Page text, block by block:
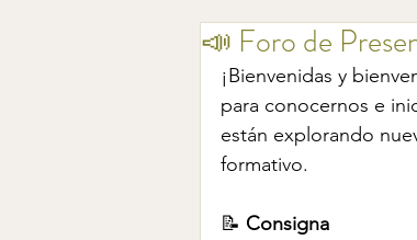
📣 Foro de
¡Bienvenidas y
para conocernos e
están explorando
formativo.
📝 Consigna